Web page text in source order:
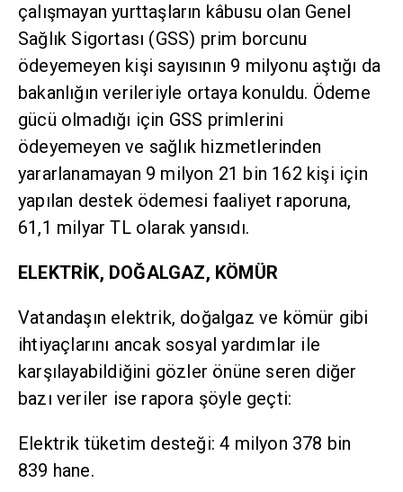
çalışmayan yurttaşların kâbusu olan Genel
Sağlık Sigortası (GSS) prim borcunu
ödeyemeyen kişi sayısının 9 milyonu aştığı da
bakanlığın verileriyle ortaya konuldu. Ödeme
gücü olmadığı için GSS primlerini
ödeyemeyen ve sağlık hizmetlerinden
yararlanamayan 9 milyon 21 bin 162 kişi için
yapılan destek ödemesi faaliyet raporuna,
61,1 milyar TL olarak yansıdı.
ELEKTRİK, DOĞALGAZ, KÖMÜR
Vatandaşın elektrik, doğalgaz ve kömür gibi
ihtiyaçlarını ancak sosyal yardımlar ile
karşılayabildiğini gözler önüne seren diğer
bazı veriler ise rapora şöyle geçti:
Elektrik tüketim desteği: 4 milyon 378 bin
839 hane.